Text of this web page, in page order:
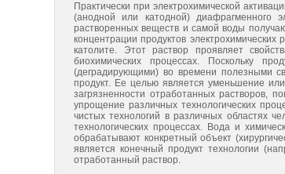
Практически при электрохимической
(анодной или катодной) диафрагменного
растворенных веществ и самой воды
концентрации продуктов
католите. Этот раствор проявляет
биохимических процессах. Поскольку
(деградирующими) во времени полезными
продукт. Ее целью является уменьшение
загрязненности отработанных растворов,
упрощение различных технологических
чистых технологий в различных областях
технологических процессах. Вода и
обрабатывают конкретный объект
является конечный продукт технологии
отработанный раствор.